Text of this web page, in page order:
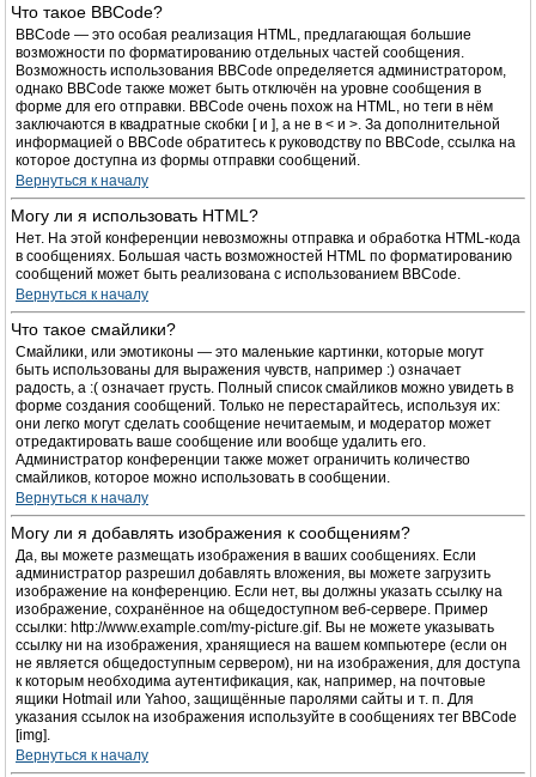
Что такое BBCode?
BBCode — это особая реализация HTML, предлагающая большие
возможности по форматированию отдельных частей сообщения.
Возможность использования BBCode определяется администратором,
однако BBCode также может быть отключён на уровне сообщения в
форме для его отправки. BBCode очень похож на HTML, но теги в нём
заключаются в квадратные скобки [ и ], а не в < и >. За дополнительной
информацией о BBCode обратитесь к руководству по BBCode, ссылка на
которое доступна из формы отправки сообщений.
Вернуться к началу
Могу ли я использовать HTML?
Нет. На этой конференции невозможны отправка и обработка HTML-кода
в сообщениях. Большая часть возможностей HTML по форматированию
сообщений может быть реализована с использованием BBCode.
Вернуться к началу
Что такое смайлики?
Смайлики, или эмотиконы — это маленькие картинки, которые могут
быть использованы для выражения чувств, например :) означает
радость, а :( означает грусть. Полный список смайликов можно увидеть в
форме создания сообщений. Только не перестарайтесь, используя их:
они легко могут сделать сообщение нечитаемым, и модератор может
отредактировать ваше сообщение или вообще удалить его.
Администратор конференции также может ограничить количество
смайликов, которое можно использовать в сообщении.
Вернуться к началу
Могу ли я добавлять изображения к сообщениям?
Да, вы можете размещать изображения в ваших сообщениях. Если
администратор разрешил добавлять вложения, вы можете загрузить
изображение на конференцию. Если нет, вы должны указать ссылку на
изображение, сохранённое на общедоступном веб-сервере. Пример
ссылки: http://www.example.com/my-picture.gif. Вы не можете указывать
ссылку ни на изображения, хранящиеся на вашем компьютере (если он
не является общедоступным сервером), ни на изображения, для доступа
к которым необходима аутентификация, как, например, на почтовые
ящики Hotmail или Yahoo, защищённые паролями сайты и т. п. Для
указания ссылок на изображения используйте в сообщениях тег BBCode
[img].
Вернуться к началу